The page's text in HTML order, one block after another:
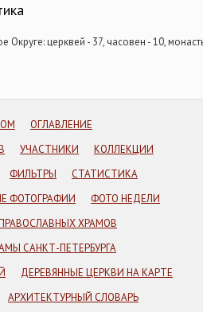
Округе: церквей - 37, часовен - 10,
ОГЛАВЛЕНИЕ
УЧАСТНИКИ
КОЛЛЕКЦИИ
ФИЛЬТРЫ
СТАТИСТИКА
ФОТОГРАФИИ
ФОТО НЕДЕЛИ
ХРАМОВ
САНКТ-ПЕТЕРБУРГА
ДЕРЕВЯННЫЕ ЦЕРКВИ НА КАРТЕ
АРХИТЕКТУРНЫЙ СЛОВАРЬ